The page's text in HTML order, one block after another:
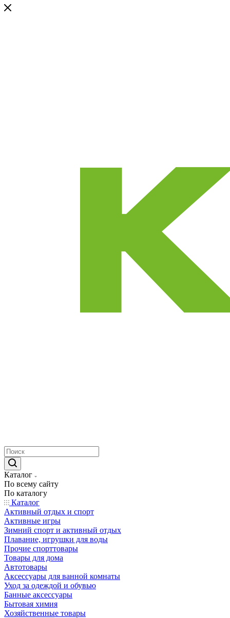
Каталог
По всему сайту
По каталогу
Каталог
Активный отдых и спорт
Активные игры
Зимний спорт и активный отдых
Плавание, игрушки для воды
Прочие спорттовары
Товары для дома
Автотовары
Аксессуары для ванной комнаты
Уход за одеждой и обувью
Банные аксессуары
Бытовая химия
Хозяйственные товары